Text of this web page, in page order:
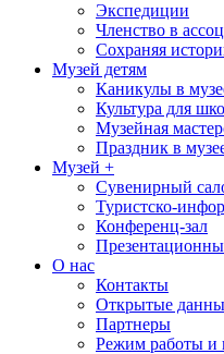
Экспедиции
Членство в
Сохраняя
Музей детям
Каникулы в
Культура для
Музейная
Праздник в
Музей +
Сувенирный
Туристско-
Конференц-зал
О нас
Контакты
Открытые
Партнеры
Режим работы и